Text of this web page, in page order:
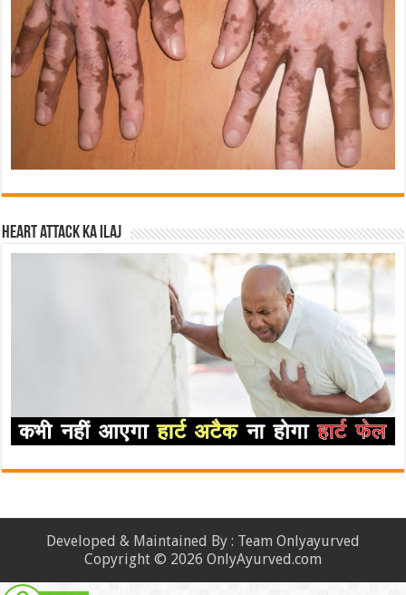
Heart attack ka ilaj
Developed & Maintained By : Team Onlyayurved
Copyright © 2026 OnlyAyurved.com